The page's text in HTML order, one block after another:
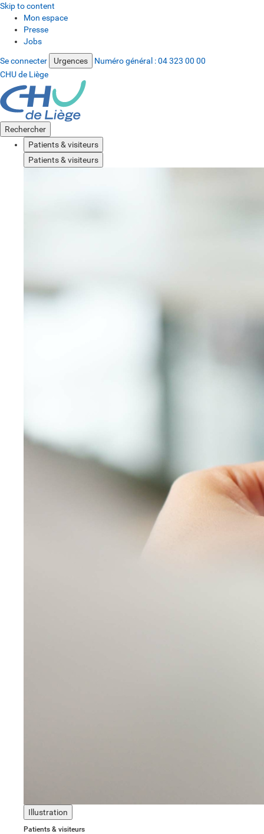
Skip to content
Mon espace
Presse
Jobs
Se connecter Urgences Numéro général :04 323 00 00
CHU de Liège
Rechercher
Patients & visiteurs
Patients & visiteurs
Illustration
Patients & visiteurs